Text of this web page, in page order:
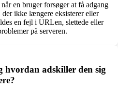
en bruger forsøger at få adgang
der ikke længere eksisterer eller
en fejl i URLen, slettede eller
på serveren.
hvordan adskiller den sig